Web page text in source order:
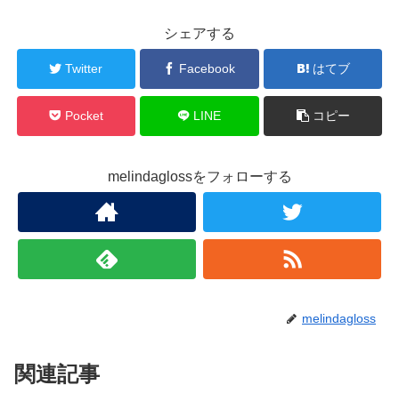
シェアする
Twitter Facebook はてブ
Pocket LINE コピー
melindaglossをフォローする
melindagloss
関連記事